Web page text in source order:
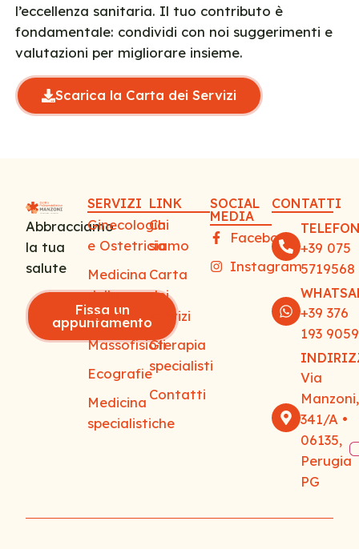
l’eccellenza sanitaria. Il tuo contributo è
fondamentale: condividi con noi suggerimenti e
valutazioni per migliorare insieme.
Scarica la Carta dei Servizi
Abbracciamo
la tua
salute
Fissa un
appuntamento
SERVIZI
Ginecologia
e Ostetricia
Medicina
dello
sport
Massofisioterapia
Ecografie
Medicina
specialistiche
LINK
Chi
siamo
Carta
dei
servizi
Gli
specialisti
Contatti
SOCIAL
MEDIA
Facebook
Instagram
CONTATTI
+39 075
5719568
+39 376
193 9059
Via
Manzoni,
341/A •
06135,
Perugia
PG